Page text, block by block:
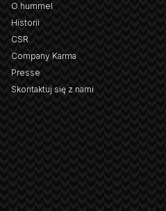
O hummel
Historii
CSR
Company Karma
Presse
Skontaktuj się z nami